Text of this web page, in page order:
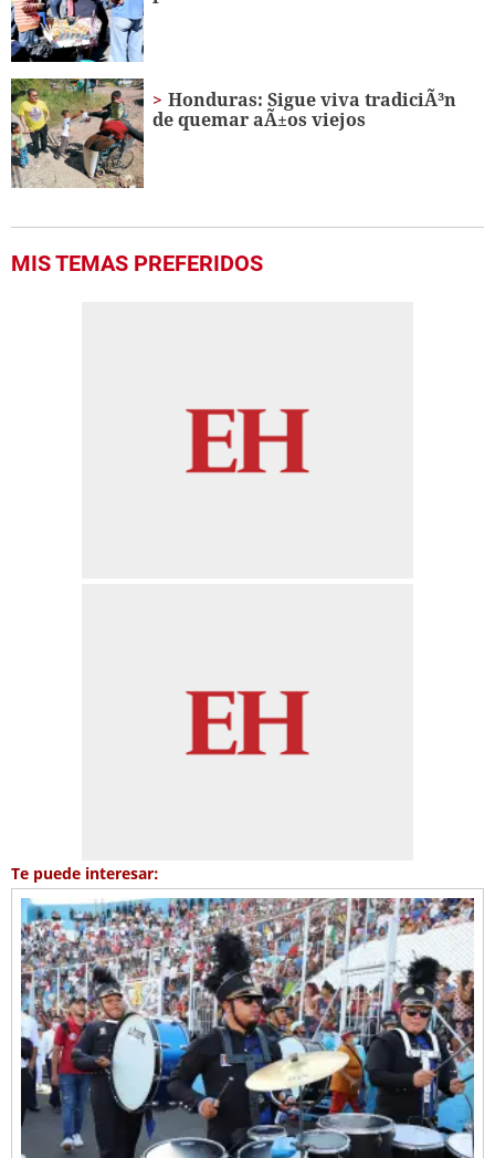
seconds
Honduras: Sigue viva tradiciÃ³n
de quemar aÃ±os viejos
MIS TEMAS PREFERIDOS
Te puede interesar: